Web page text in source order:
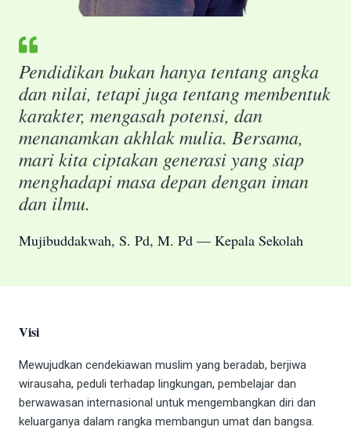
Pendidikan bukan hanya tentang angka
dan nilai, tetapi juga tentang membentuk
karakter, mengasah potensi, dan
menanamkan akhlak mulia. Bersama,
mari kita ciptakan generasi yang siap
menghadapi masa depan dengan iman
dan ilmu.
Mujibuddakwah, S. Pd, M. Pd — Kepala Sekolah
Visi
Mewujudkan cendekiawan muslim yang beradab, berjiwa
wirausaha, peduli terhadap lingkungan, pembelajar dan
berwawasan internasional untuk mengembangkan diri dan
keluarganya dalam rangka membangun umat dan bangsa.